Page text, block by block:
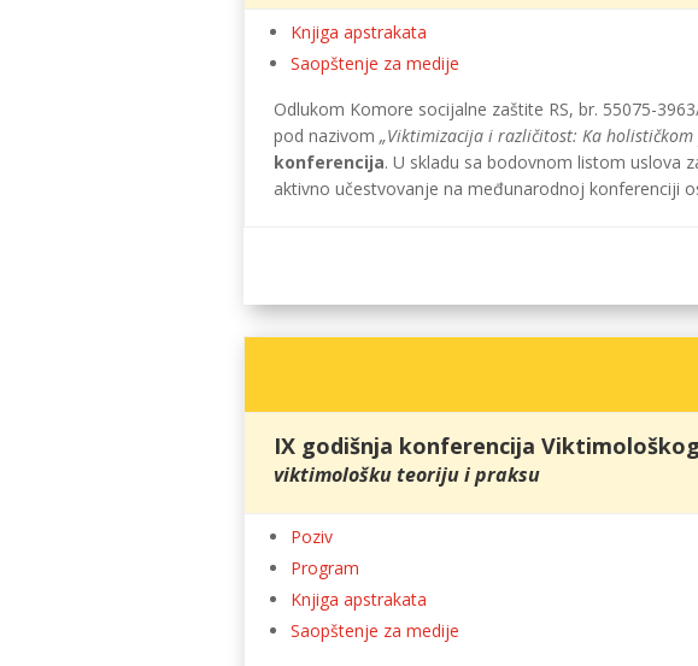
Knjiga apstrakata
Saopštenje za medije
Odlukom Komore socijalne zaštite RS, br. 55075-
pod nazivom „Viktimizacija i različitost: Ka
konferencija. U skladu sa bodovnom listom uslova
aktivno učestvovanje na međunarodnoj konferenciji
IX godišnja konferencija
viktimološku teoriju i praksu
Poziv
Program
Knjiga apstrakata
Saopštenje za medije